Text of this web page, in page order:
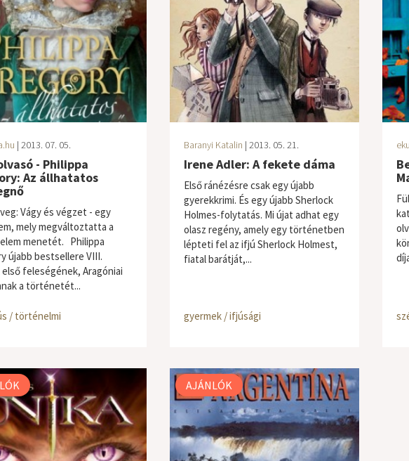
| 2013. 07. 05.
- Philippa
Az állhatatos
Vágy és végzet - egy
mely megváltoztatta a
menetét. Philippa
újabb bestsellere VIII.
feleségének, Aragóniai
a történetét...
/ történelmi
Baranyi Katalin | 2013. 05. 21.
Irene Adler: A fekete dáma
Első ránézésre csak egy újabb
gyerekkrimi. És egy újabb Sherlock
Holmes-folytatás. Mi újat adhat egy
olasz regény, amely egy történetben
lépteti fel az ifjú Sherlock Holmest,
fiatal barátját,...
gyermek / ifjúsági
AJÁNLÓK